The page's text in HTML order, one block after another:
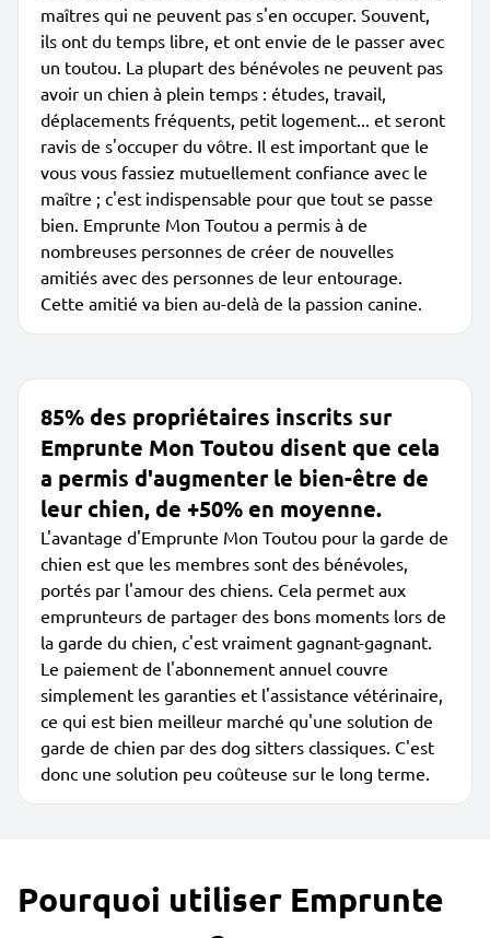
maîtres qui ne peuvent pas s'en occuper. Souvent,
ils ont du temps libre, et ont envie de le passer avec
un toutou. La plupart des bénévoles ne peuvent pas
avoir un chien à plein temps : études, travail,
déplacements fréquents, petit logement... et seront
ravis de s'occuper du vôtre. Il est important que le
vous vous fassiez mutuellement confiance avec le
maître ; c'est indispensable pour que tout se passe
bien. Emprunte Mon Toutou a permis à de
nombreuses personnes de créer de nouvelles
amitiés avec des personnes de leur entourage.
Cette amitié va bien au-delà de la passion canine.
85% des propriétaires inscrits sur
Emprunte Mon Toutou disent que cela
a permis d'augmenter le bien-être de
leur chien, de +50% en moyenne.
L'avantage d'Emprunte Mon Toutou pour la garde de
chien est que les membres sont des bénévoles,
portés par l'amour des chiens. Cela permet aux
emprunteurs de partager des bons moments lors de
la garde du chien, c'est vraiment gagnant-gagnant.
Le paiement de l'abonnement annuel couvre
simplement les garanties et l'assistance vétérinaire,
ce qui est bien meilleur marché qu'une solution de
garde de chien par des dog sitters classiques. C'est
donc une solution peu coûteuse sur le long terme.
Pourquoi utiliser Emprunte